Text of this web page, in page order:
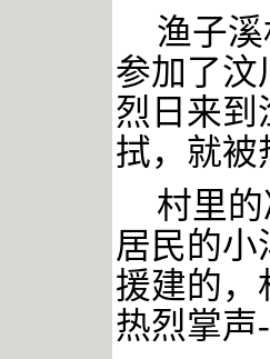
渔子
参加了汶
烈日来到
拭，就被
村里
居民的小
援建的，
热烈掌声